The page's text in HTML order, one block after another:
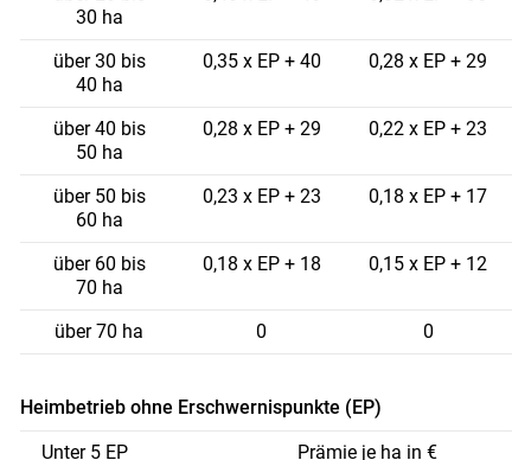
30 ha
über 30 bis
40 ha
0,35 x EP + 40 0,28 x EP + 29
über 40 bis
50 ha
0,28 x EP + 29 0,22 x EP + 23
über 50 bis
60 ha
0,23 x EP + 23 0,18 x EP + 17
über 60 bis
70 ha
0,18 x EP + 18 0,15 x EP + 12
über 70 ha 0 0
Heimbetrieb ohne Erschwernispunkte (EP)
Unter 5 EP
Prämie je ha in €